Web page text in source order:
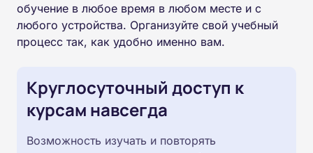
обучение в любое время в любом месте и с
любого устройства. Организуйте свой учебный
процесс так, как удобно именно вам.
Круглосуточный доступ к
курсам навсегда
Возможность изучать и повторять